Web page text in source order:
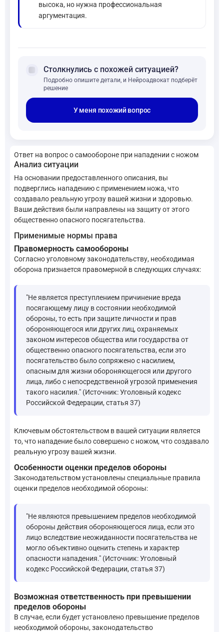
высока, но нужна профессиональная
аргументация.
forum Столкнулись с похожей ситуацией?
Подробно опишите детали, и Нейроадвокат подберёт
решение
У меня похожий вопрос
Ответ на вопрос о самообороне при нападении с ножом
Анализ ситуации
На основании предоставленного описания, вы
подверглись нападению с применением ножа, что
создавало реальную угрозу вашей жизни и здоровью.
Ваши действия были направлены на защиту от этого
общественно опасного посягательства.
Применимые нормы права
Правомерность самообороны
Согласно уголовному законодательству, необходимая
оборона признается правомерной в следующих случаях:
"Не является преступлением причинение вреда
посягающему лицу в состоянии необходимой
обороны, то есть при защите личности и прав
обороняющегося или других лиц, охраняемых
законом интересов общества или государства от
общественно опасного посягательства, если это
посягательство было сопряжено с насилием,
опасным для жизни обороняющегося или другого
лица, либо с непосредственной угрозой применения
такого насилия." (Источник: Уголовный кодекс
Российской Федерации, статья 37)
Ключевым обстоятельством в вашей ситуации является
то, что нападение было совершено с ножом, что создавало
реальную угрозу вашей жизни.
Особенности оценки пределов обороны
Законодательством установлены специальные правила
оценки пределов необходимой обороны:
"Не являются превышением пределов необходимой
обороны действия обороняющегося лица, если это
лицо вследствие неожиданности посягательства не
могло объективно оценить степень и характер
опасности нападения." (Источник: Уголовный
кодекс Российской Федерации, статья 37)
Возможная ответственность при превышении
пределов обороны
В случае, если будет установлено превышение пределов
необходимой обороны, законодательство